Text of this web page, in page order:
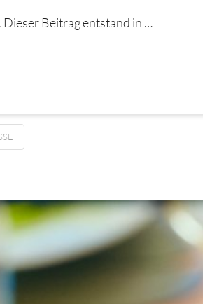
Beitrag entstand in …